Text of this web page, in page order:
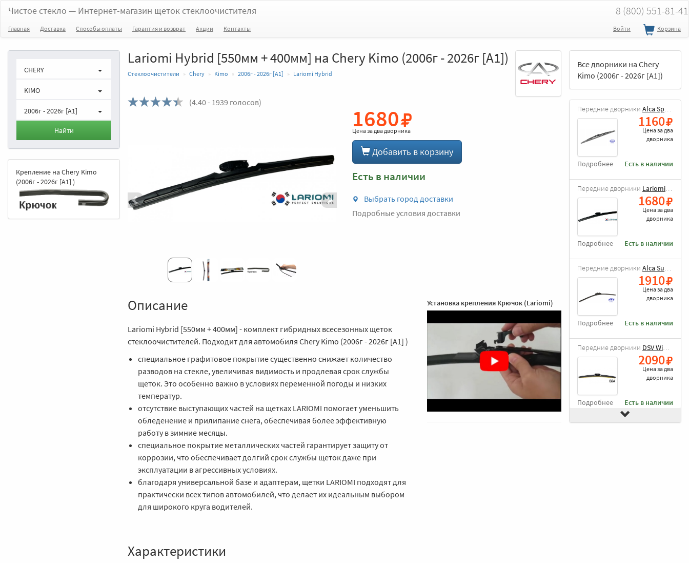
Чистое стекло — Интернет-магазин щеток стеклоочистителя 8 (800) 551-81-41
Главная Доставка Способы оплаты Гарантия и возврат Акции Контакты Войти Корзина
Lariomi Hybrid [550мм + 400мм] на Chery Kimo (2006г - 2026г [A1])
Стеклоочистители Chery Kimo 2006г - 2026г [A1] Lariomi Hybrid
(4.40- 1939 голосов)
1680
Цена задва дворника
Добавить в корзину
Есть в наличии
Выбрать город доставки
Подробные условия доставки
Установка крепления Крючок (Lariomi)
Описание
Lariomi Hybrid [550мм + 400мм] - комплект гибридных всесезонных щеток
стеклоочистителей. Подходит для автомобиля Chery Kimo (2006г - 2026г [A1] )
специальное графитовое покрытие существенно снижает количество
разводов на стекле, увеличивая видимость и продлевая срок службы
щеток. Это особенно важно в условиях переменной погоды и низких
температур.
отсутствие выступающих частей на щетках LARIOMI помогает уменьшить
обледенение и прилипание снега, обеспечивая более эффективную
работу в зимние месяцы.
специальное покрытие металлических частей гарантирует защиту от
коррозии, что обеспечивает долгий срок службы щеток даже при
эксплуатации в агрессивных условиях.
благодаря универсальной базе и адаптерам, щетки LARIOMI подходят для
практически всех типов автомобилей, что делает их идеальным выбором
для широкого круга водителей.
Характеристики
CHERY
KIMO
2006г - 2026г [A1]
Найти
Крепление на Chery Kimo
(2006г - 2026г [A1] )
Все дворники на Chery
Kimo (2006г - 2026г [A1])
Передние дворники Alca Special
1160
Цена задва
дворника
Есть в наличии
Подробнее
Передние дворники Lariomi Hybrid
1680
Цена задва
дворника
Есть в наличии
Подробнее
Передние дворники Alca Super Flat
1910
Цена задва
дворника
Есть в наличии
Подробнее
Передние дворники DSV Wiper Blade
2090
Цена задва
дворника
Есть в наличии
Подробнее